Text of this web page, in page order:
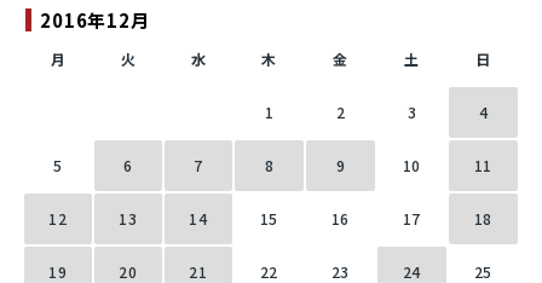
2016年12月
月 火 水 木 金 土 日
1 2 3 4
5 6 7 8 9 10 11
12 13 14 15 16 17 18
19 20 21 22 23 24 25